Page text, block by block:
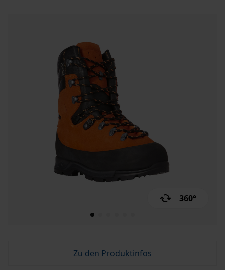
360°
Zu den Produktinfos